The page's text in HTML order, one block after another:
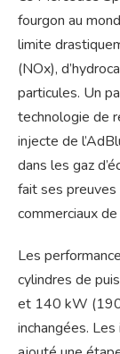
fourgon au
limite
(NOx),
particules. Un
technologie de
injecte de
dans les gaz
fait ses
commerciaux
Les
cylindres de
et 140 kW (190
inchangées.